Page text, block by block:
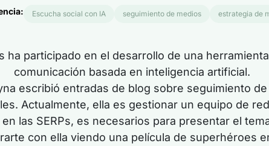
Escucha social con IA seguimiento de medios estrategia de
ha participado en el desarrollo de una
comunicación basada en inteligencia artificial.
escribió entradas de blog sobre seguimiento
Actualmente, ella es gestionar un equipo de
las SERPs, es necesarios para presentar el
con ella viendo una película de superhéroes